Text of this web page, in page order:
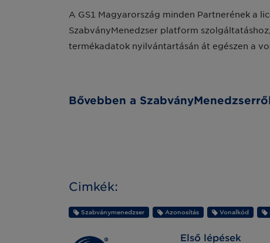
A GS1 Magyarország minden Partnerének a
SzabványMenedzser platform
termékadatok nyilvántartásán át egészen a
Bővebben a
Cimkék:
Szabványmenedzser Azonosítás Vonalkód
Első lépések